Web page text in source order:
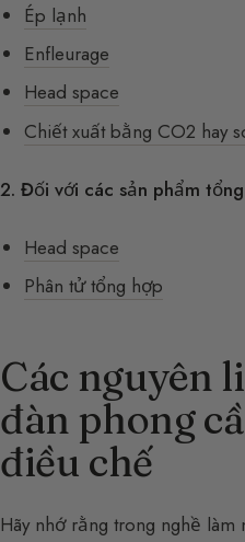
Ép lạnh
Enfleurage
Head space
Chiết xuất bằng CO2 hay
2. Đối với các sản phẩm
Head space
Phân tử tổng hợp
Các nguyên
đàn phong
điều chế
Hãy nhớ rằng trong nghề